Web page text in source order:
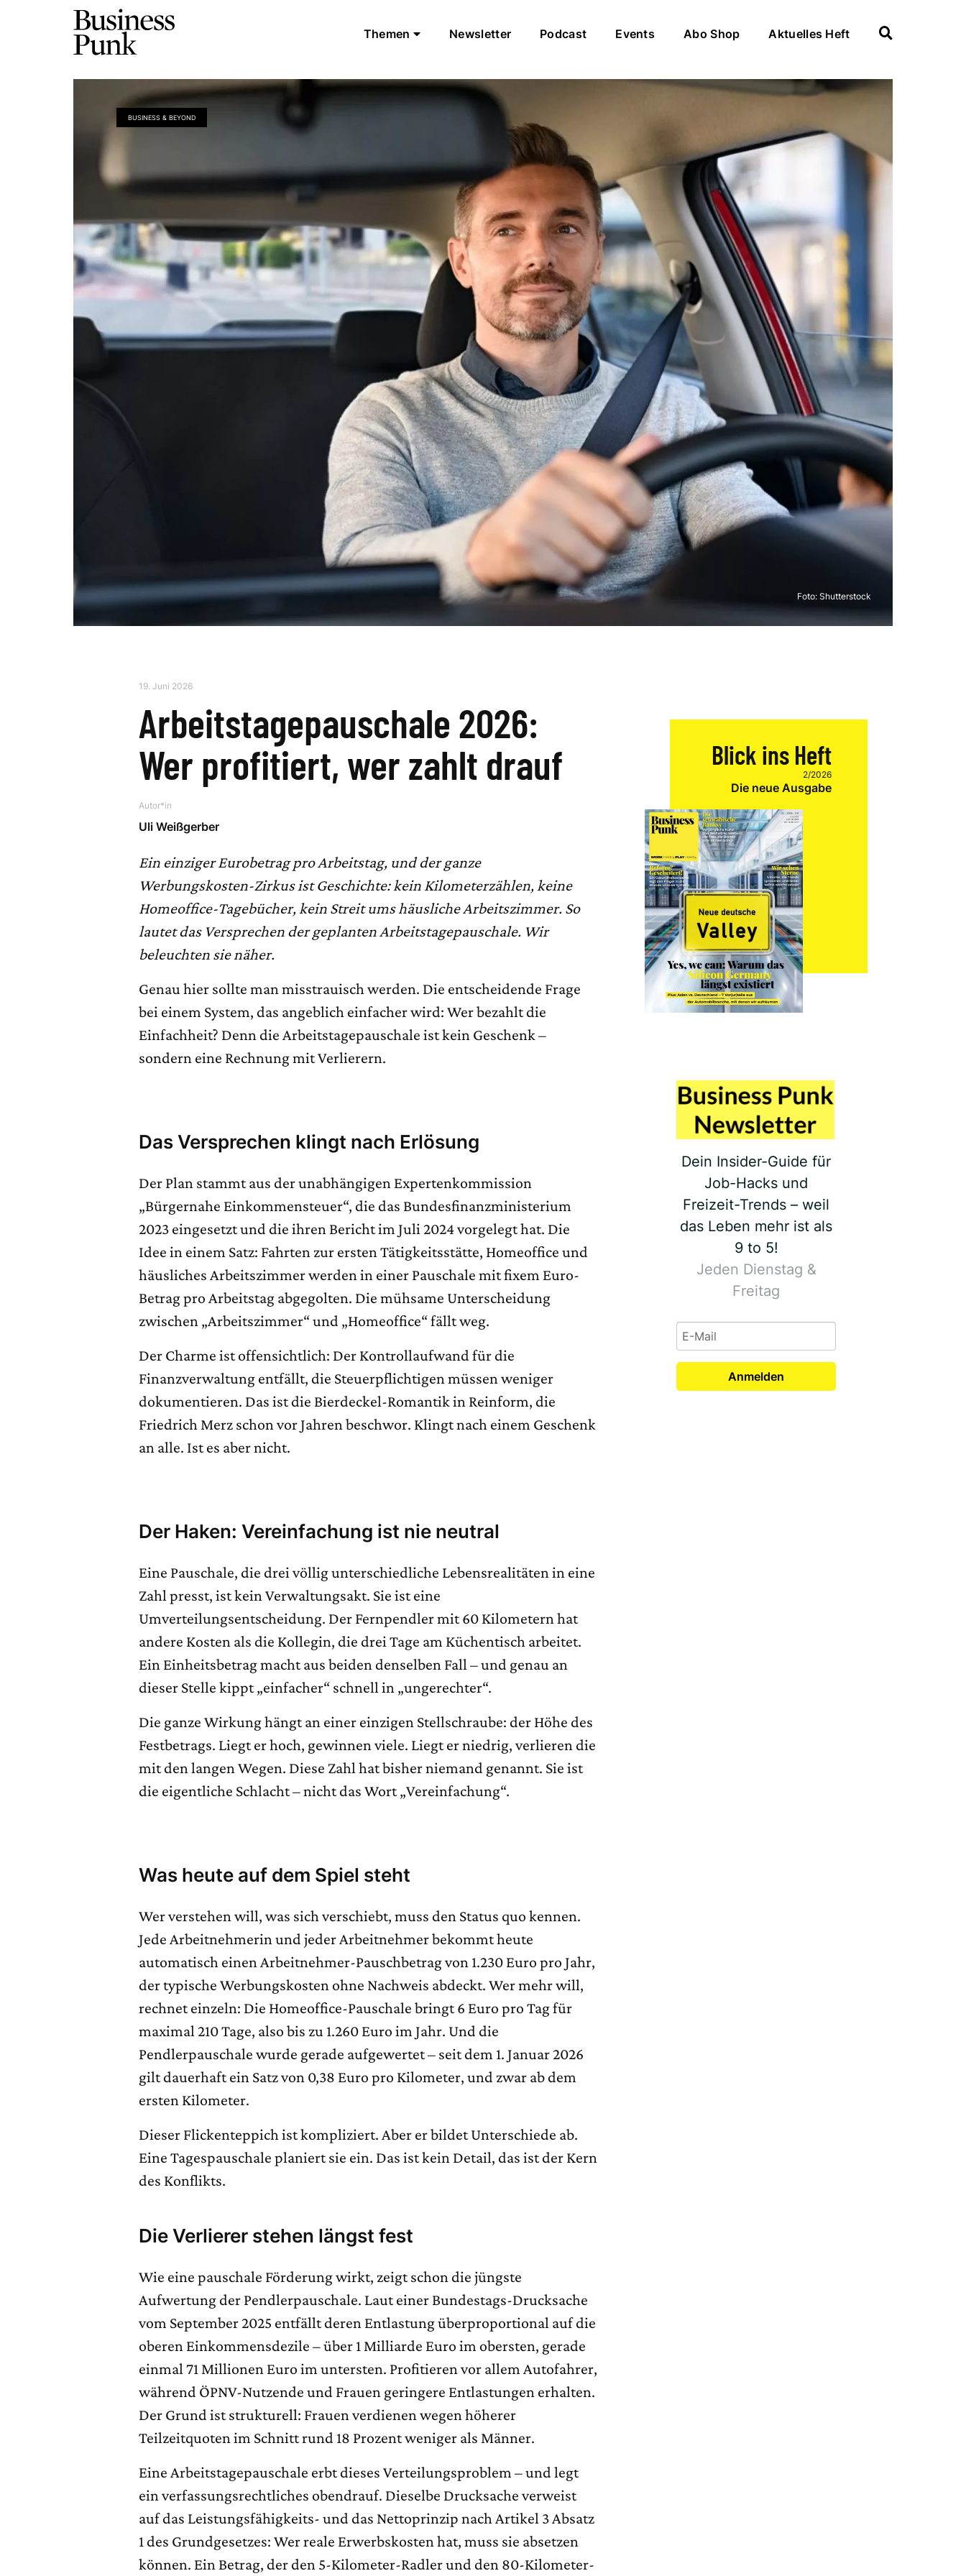
Themen Newsletter Podcast Events Abo Shop Aktuelles Heft
BUSINESS & BEYOND
Foto: Shutterstock
19. Juni 2026
Arbeitstagepauschale 2026:
Wer profitiert, wer zahlt drauf
Autor*in
Uli Weißgerber
Ein einziger Eurobetrag pro Arbeitstag, und der ganze
Werbungskosten-Zirkus ist Geschichte: kein Kilometerzählen, keine
Homeoffice-Tagebücher, kein Streit ums häusliche Arbeitszimmer. So
lautet das Versprechen der geplanten Arbeitstagepauschale. Wir
beleuchten sie näher.
Genau hier sollte man misstrauisch werden. Die entscheidende Frage
bei einem System, das angeblich einfacher wird: Wer bezahlt die
Einfachheit? Denn die Arbeitstagepauschale ist kein Geschenk –
sondern eine Rechnung mit Verlierern.
Das Versprechen klingt nach Erlösung
Der Plan stammt aus der unabhängigen Expertenkommission
„Bürgernahe Einkommensteuer“, die das Bundesfinanzministerium
2023 eingesetzt und die ihren Bericht im Juli 2024 vorgelegt hat. Die
Idee in einem Satz: Fahrten zur ersten Tätigkeitsstätte, Homeoffice und
häusliches Arbeitszimmer werden in einer Pauschale mit fixem Euro-
Betrag pro Arbeitstag abgegolten. Die mühsame Unterscheidung
zwischen „Arbeitszimmer“ und „Homeoffice“ fällt weg.
Der Charme ist offensichtlich: Der Kontrollaufwand für die
Finanzverwaltung entfällt, die Steuerpflichtigen müssen weniger
dokumentieren. Das ist die Bierdeckel-Romantik in Reinform, die
Friedrich Merz schon vor Jahren beschwor. Klingt nach einem Geschenk
an alle. Ist es aber nicht.
Der Haken: Vereinfachung ist nie neutral
Eine Pauschale, die drei völlig unterschiedliche Lebensrealitäten in eine
Zahl presst, ist kein Verwaltungsakt. Sie ist eine
Umverteilungsentscheidung. Der Fernpendler mit 60 Kilometern hat
andere Kosten als die Kollegin, die drei Tage am Küchentisch arbeitet.
Ein Einheitsbetrag macht aus beiden denselben Fall – und genau an
dieser Stelle kippt „einfacher“ schnell in „ungerechter“.
Die ganze Wirkung hängt an einer einzigen Stellschraube: der Höhe des
Festbetrags. Liegt er hoch, gewinnen viele. Liegt er niedrig, verlieren die
mit den langen Wegen. Diese Zahl hat bisher niemand genannt. Sie ist
die eigentliche Schlacht – nicht das Wort „Vereinfachung“.
Was heute auf dem Spiel steht
Wer verstehen will, was sich verschiebt, muss den Status quo kennen.
Jede Arbeitnehmerin und jeder Arbeitnehmer bekommt heute
automatisch einen Arbeitnehmer-Pauschbetrag von 1.230 Euro pro Jahr,
der typische Werbungskosten ohne Nachweis abdeckt. Wer mehr will,
rechnet einzeln: Die Homeoffice-Pauschale bringt 6 Euro pro Tag für
maximal 210 Tage, also bis zu 1.260 Euro im Jahr. Und die
Pendlerpauschale wurde gerade aufgewertet – seit dem 1. Januar 2026
gilt dauerhaft ein Satz von 0,38 Euro pro Kilometer, und zwar ab dem
ersten Kilometer.
Dieser Flickenteppich ist kompliziert. Aber er bildet Unterschiede ab.
Eine Tagespauschale planiert sie ein. Das ist kein Detail, das ist der Kern
des Konflikts.
Die Verlierer stehen längst fest
Wie eine pauschale Förderung wirkt, zeigt schon die jüngste
Aufwertung der Pendlerpauschale. Laut einer Bundestags-Drucksache
vom September 2025 entfällt deren Entlastung überproportional auf die
oberen Einkommensdezile – über 1 Milliarde Euro im obersten, gerade
einmal 71 Millionen Euro im untersten. Profitieren vor allem Autofahrer,
während ÖPNV-Nutzende und Frauen geringere Entlastungen erhalten.
Der Grund ist strukturell: Frauen verdienen wegen höherer
Teilzeitquoten im Schnitt rund 18 Prozent weniger als Männer.
Eine Arbeitstagepauschale erbt dieses Verteilungsproblem – und legt
ein verfassungsrechtliches obendrauf. Dieselbe Drucksache verweist
auf das Leistungsfähigkeits- und das Nettoprinzip nach Artikel 3 Absatz
1 des Grundgesetzes: Wer reale Erwerbskosten hat, muss sie absetzen
können. Ein Betrag, der den 5-Kilometer-Radler und den 80-Kilometer-
Blick ins Heft
2/2026
Die neue Ausgabe
Dein Insider-Guide für
Job-Hacks und
Freizeit-Trends – weil
das Leben mehr ist als
9 to 5!
Jeden Dienstag &
Freitag
Anmelden